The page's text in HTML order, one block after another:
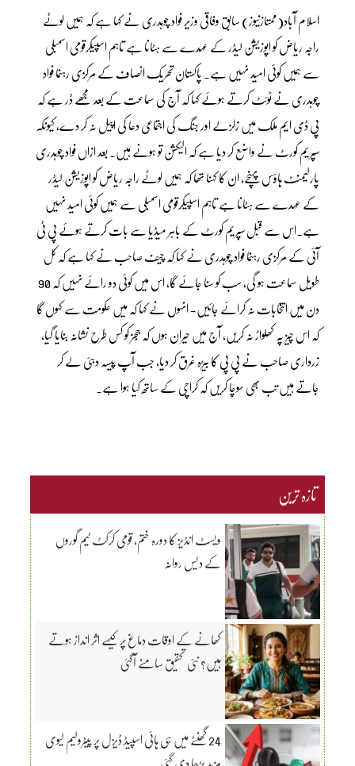
اسلام آباد(ممتازنیوز) سابق وفاقی وزیر فواد چوہدری نے کہا ہے کہ ہمیں لوٹے
راجہ ریاض کو اپوزیشن لیڈر کے عہدے سے ہٹانا ہے تاہم اسپیکرقومی اسمبلی
سے ہمیں کوئی امید نہیں ہے۔ پاکستان تحریک انصاف کے مرکزی رہنما فواد
چوہدری نے ٹوئٹ کرتے ہوئے کہا کہ آج کی سماعت کے بعد مجھے ڈر ہے کہ
پی ڈی ایم ملک میں زلزلے اور جنگ کی اجتماعی دعا کی اپیل نہ کر دے، کیونکہ
سپریم کورٹ نے واضع کر دیا ہے کہ الیکشن تو ہونے ہیں۔ بعد ازاں فواد چوہدری
پارلیمنٹ ہاؤس پہنچے، ان کا کہنا تھا کہ ہمیں لوٹے راجہ ریاض کو اپوزیشن لیڈر
کے عہدے سے ہٹانا ہے تاہم اسپیکرقومی اسمبلی سے ہمیں کوئی امید نہیں
ہے۔اس سے قبل سپریم کورٹ کے باہر میڈیا سے بات کرتے ہوئے پی ٹی
آئی کے مرکزی رہنما فواد چوہدری نے کہا کہ چیف صاحب نے کہا ہے کہ کل
طویل سماعت ہو گی، سب کو سنا جائے گا، اس میں کوئی دو رائے نہیں کہ 90
دن میں انتخابات نہ کرائے جائیں- انہوں نے کہا کہ میں حکومت سے کہوں گا
کہ اس چیز پہ کھلواڑ نہ کریں، آج میں حیران ہوں کہ ججز کو کس طرح نشانہ بنایا گیا،
زرداری صاحب نے پی پی کا بیڑہ غرق کر دیا، جب آپ پیسہ دبئی لے کر
جاتے ہیں تب بھی سوچا کریں کہ کراچی کے ساتھ کیا ہوا ہے۔
تازہ ترین
ویسٹ انڈیز کا دورہ ختم، قومی کرکٹ ٹیم گوروں
کے دیس روانہ
کھانے کے اوقات دماغ پر کیسے اثر انداز ہوتے
ہیں؟ نئی تحقیق سامنے آگئی
24 گھنٹے میں ہی ہائی اسپیڈ ڈیزل پر پیٹرولیم لیوی